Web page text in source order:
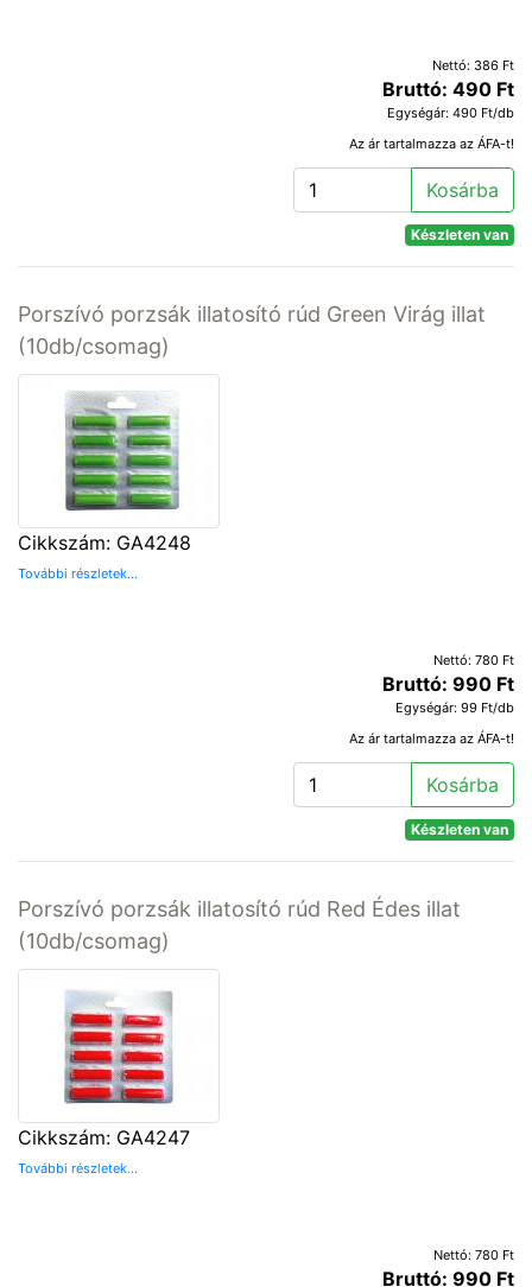
Nettó: 386 Ft
Bruttó: 490 Ft
Egységár: 490 Ft/db
Az ár tartalmazza az ÁFA-t!
Kosárba
Készleten van
Porszívó porzsák illatosító rúd Green Virág illat
(10db/csomag)
Cikkszám: GA4248
További részletek...
Nettó: 780 Ft
Bruttó: 990 Ft
Egységár: 99 Ft/db
Az ár tartalmazza az ÁFA-t!
Kosárba
Készleten van
Porszívó porzsák illatosító rúd Red Édes illat
(10db/csomag)
Cikkszám: GA4247
További részletek...
Nettó: 780 Ft
Bruttó: 990 Ft